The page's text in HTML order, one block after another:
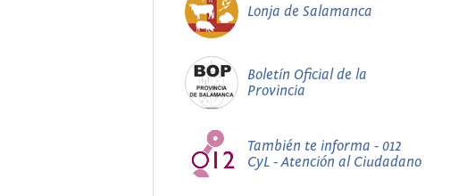
Lonja de Salamanca
Boletín Oficial de la
Provincia
También te informa - 012
CyL - Atención al Ciudadano